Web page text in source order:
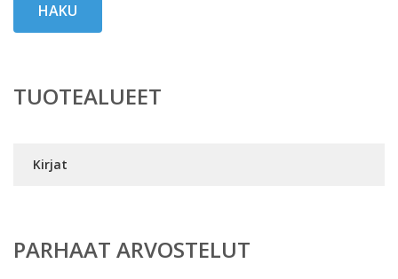
HAKU
TUOTEALUEET
Kirjat
PARHAAT ARVOSTELUT